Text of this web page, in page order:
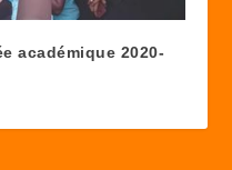
académique 2020-